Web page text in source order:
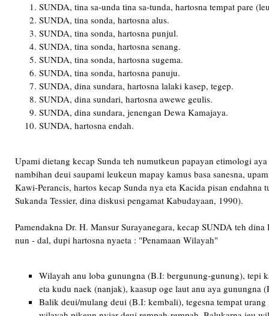
SUNDA, tina sa-unda tina sa-tunda, hartosna tempat pare
SUNDA, tina sonda, hartosna alus.
SUNDA, tina sonda, hartosna punjul.
SUNDA, tina sonda, hartosna senang.
SUNDA, tina sonda, hartosna sugema.
SUNDA, tina sonda, hartosna panuju.
SUNDA, dina sundara, hartosna lalaki kasep, tegep.
SUNDA, dina sundari, hartosna awewe geulis.
SUNDA, dina sundara, jenengan Dewa Kamajaya.
SUNDA, hartosna endah.
Upami dietang kecap Sunda teh numutkeun papayan etimologi
nambihan deui saupami leukeun mapay kamus basa sanesna,
Kawi-Perancis, hartos kecap Sunda nya eta Kacida pisan
Sukanda Tessier, dina diskusi pengamat Kabudayaan, 1990).
Pamendakna Dr. H. Mansur Surayanegara, kecap SUNDA teh dina
nun - dal, dupi hartosna nyaeta : "Penamaan Wilayah"
Wilayah anu loba gunungna (B.I: bergunung-gunung), tepi
eta kudu naek (nanjak), kaasup oge laut anu aya gunungna
Balik deui/mulang deui (B.I: kembali), tegesna tempat